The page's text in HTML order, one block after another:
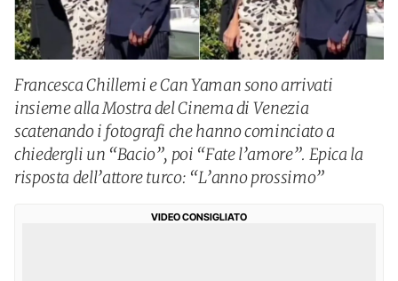
Francesca Chillemi e Can Yaman sono arrivati
insieme alla Mostra del Cinema di Venezia
scatenando i fotografi che hanno cominciato a
chiedergli un “Bacio”, poi “Fate l’amore”. Epica la
risposta dell’attore turco: “L’anno prossimo”
VIDEO CONSIGLIATO